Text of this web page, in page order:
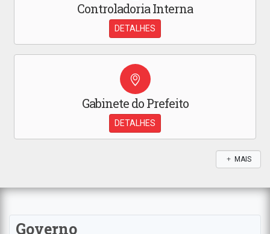
Controladoria Interna
DETALHES
Gabinete do Prefeito
DETALHES
MAIS
Governo